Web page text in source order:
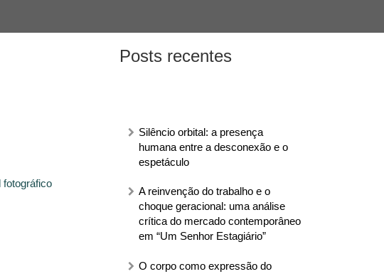
Posts recentes
Silêncio orbital: a presença
humana entre a desconexão e o
espetáculo
A reinvenção do trabalho e o
choque geracional: uma análise
crítica do mercado contemporâneo
em “Um Senhor Estagiário”
O corpo como expressão do